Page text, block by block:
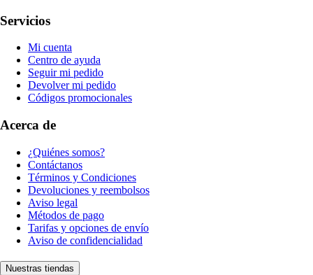
Servicios
Mi cuenta
Centro de ayuda
Seguir mi pedido
Devolver mi pedido
Códigos promocionales
Acerca de
¿Quiénes somos?
Contáctanos
Términos y Condiciones
Devoluciones y reembolsos
Aviso legal
Métodos de pago
Tarifas y opciones de envío
Aviso de confidencialidad
Nuestras tiendas